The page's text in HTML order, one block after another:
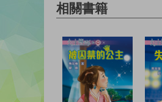
相關書籍